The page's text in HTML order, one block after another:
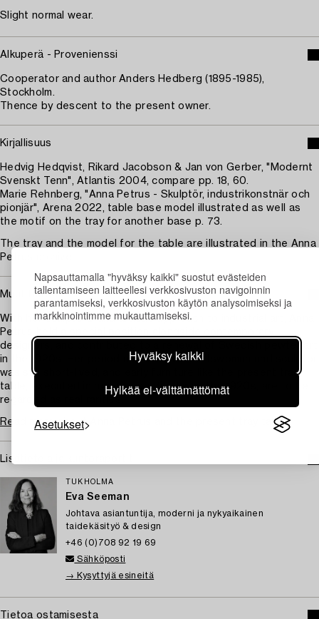
Napsauttamalla "hyväksy kaikki" suostut evästeiden
tallentamiseen laitteellesi verkkosivuston navigoinnin
parantamiseksi, verkkosivuston käytön analysoimiseksi ja
markkinointimme mukauttamiseksi.
Hyväksy kaikki
Hylkää ei-välttämättömät
Asetukset
Slight normal wear.
Alkuperä - Provenienssi
Cooperator and author Anders Hedberg (1895-1985),
Stockholm.
Thence by descent to the present owner.
Kirjallisuus
Hedvig Hedqvist, Rikard Jacobson & Jan von Gerber, "Modernt
Svenskt Tenn", Atlantis 2004, compare pp. 18, 60.
Marie Rehnberg, "Anna Petrus - Skulptör, industrikonstnär och
pionjär", Arena 2022, table base model illustrated as well as
the motif on the tray for another base p. 73.
The tray and the model for the table are illustrated in the Anna
Petrus archive.
Muut tiedot
With her sculptural and artistic approach to industrial art, Anna
Petrus held a special position alongside contemporary
designers, and contributed to a renewal of Swedish pewter art
in the 1920s. Her period as an active craftswoman and sculptor
was still short-lived, and early furniture like the present tray
table, executed in her own studio during the 1920s, are to be
regarded as real rarities.
Read more about Anna Petrus and the present tray table
Lisätietoja ja kuntoraportit
TUKHOLMA
Eva Seeman
Johtava asiantuntija, moderni ja nykyaikainen
taidekäsityö & design
+46 (0)708 92 19 69
Sähköposti
→ Kysyttyjä esineitä
Tietoa ostamisesta